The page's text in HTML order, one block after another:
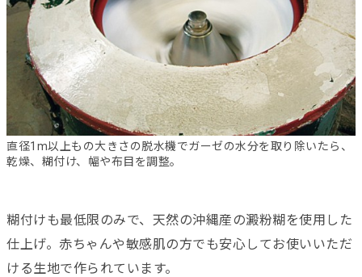
直径1m以上もの大きさの脱水機でガーゼの水分を取り除いたら、
乾燥、糊付け、幅や布目を調整。
糊付けも最低限のみで、天然の沖縄産の澱粉糊を使用した
仕上げ。赤ちゃんや敏感肌の方でも安心してお使いいただ
ける生地で作られています。